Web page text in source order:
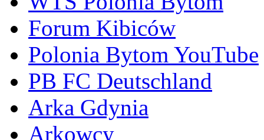
Forum Kibiców
Polonia Bytom YouTube
PB FC Deutschland
Arka Gdynia
Arkowcy